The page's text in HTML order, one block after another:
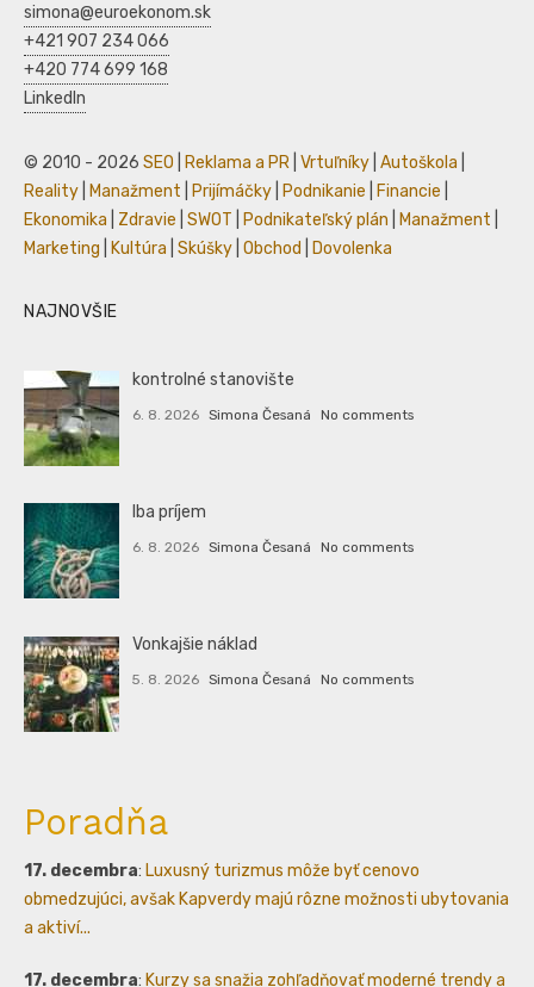
simona@euroekonom.sk
+421 907 234 066
+420 774 699 168
LinkedIn
© 2010 - 2026 SEO Reklama a PR Vrtuľníky Autoškola
Reality
Manažment Prijímáčky Podnikanie Financie
Ekonomika
Zdravie SWOT Podnikateľský plán Manažment
Marketing
Kultúra Skúšky Obchod Dovolenka
NAJNOVŠIE
kontrolné stanovište
6. 8. 2026 Simona Česaná No comments
Iba príjem
6. 8. 2026 Simona Česaná No comments
Vonkajšie náklad
5. 8. 2026 Simona Česaná No comments
Poradňa
17. decembra: Luxusný turizmus môže byť cenovo
obmedzujúci, avšak Kapverdy majú rôzne možnosti ubytovania
a aktiví...
17. decembra: Kurzy sa snažia zohľadňovať moderné trendy a